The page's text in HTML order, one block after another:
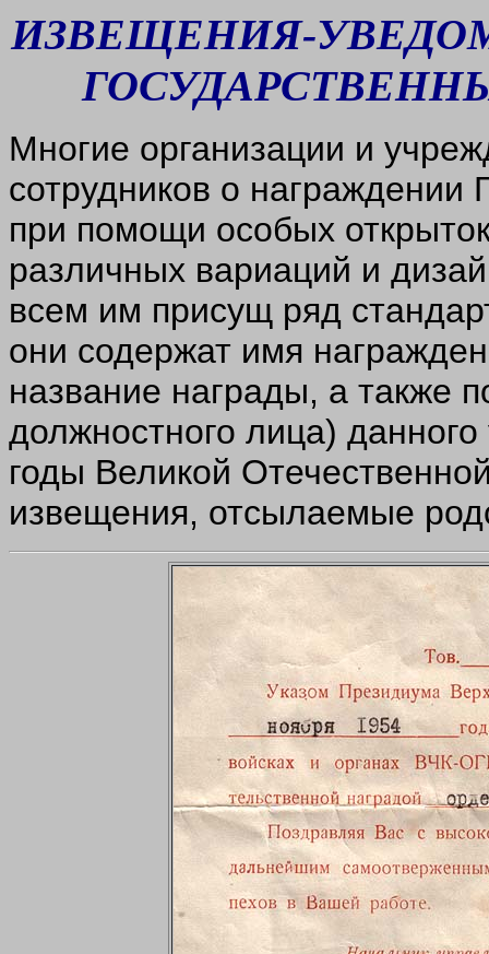
ИЗВЕЩЕНИЯ-
Многие организации и
сотрудников о
при помощи особых
различных вариаций и
всем им присущ ряд
они содержат имя
название награды, а также
должностного лица)
годы Великой
извещения, отсылаемые